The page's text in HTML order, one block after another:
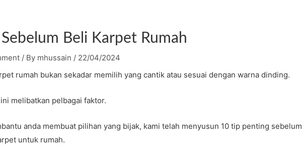
Beli Karpet Rumah
/ By mhussain / 22/04/2024
rumah bukan sekadar memilih yang cantik atau sesuai dengan warna dinding.
melibatkan pelbagai faktor.
anda membuat pilihan yang bijak, kami telah menyusun 10 tip penting sebelum
untuk rumah.